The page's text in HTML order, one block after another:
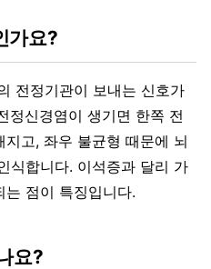
가요?
전정기관이 보내는 신호가
정신경염이 생기면 한쪽 전
고, 좌우 불균형 때문에 뇌
식합니다. 이석증과 달리 가
점이 특징입니다.
요?